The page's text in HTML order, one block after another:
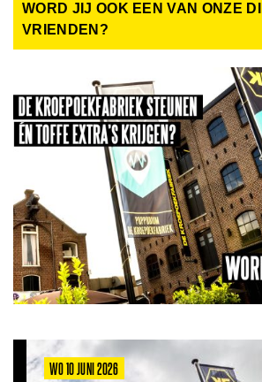
WORD JIJ OOK EEN VAN ONZE
VRIENDEN?
WO 10 JUNI 2026